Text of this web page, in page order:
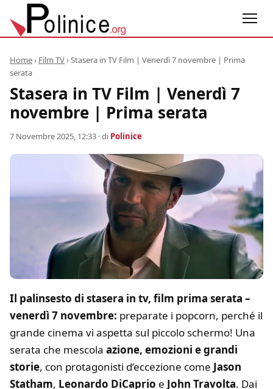
Home› Film TV›Stasera in TV Film | Venerdì 7 novembre | Prima
serata
Stasera in TV Film | Venerdì 7
novembre | Prima serata
7 Novembre 2025, 12:33 · di Polinice
Il palinsesto di stasera in tv, film prima serata –
venerdì 7 novembre: preparate i popcorn, perché il
grande cinema vi aspetta sul piccolo schermo! Una
serata che mescola azione, emozioni e grandi
storie, con protagonisti d’eccezione come Jason
Statham, Leonardo DiCaprio e John Travolta. Dai